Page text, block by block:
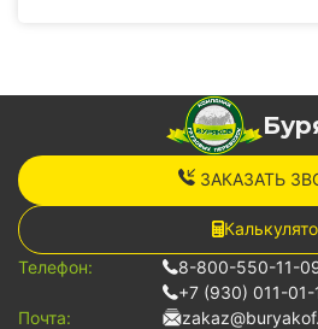
ЗАКАЗАТЬ
Телефон:
8-800-550-11-
+7 (930) 011-01-
Почта: